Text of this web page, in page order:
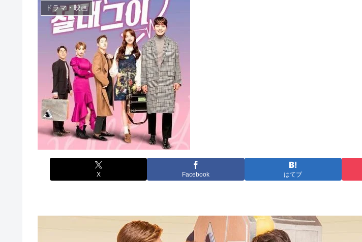
ドラマ・映画
X Facebook はてブ